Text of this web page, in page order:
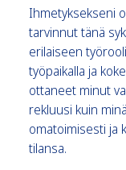
Ihmetyksekseni
tarvinnut tänä
erilaiseen
työpaikalla ja
ottaneet minut
rekluusi kuin
omatoimisesti ja
tilansa.